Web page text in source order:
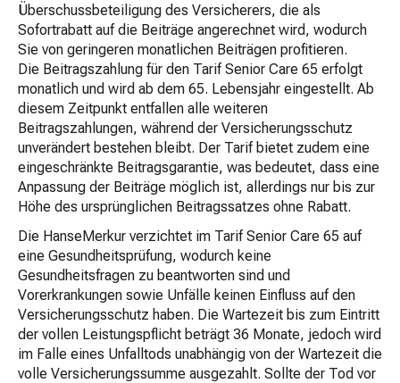
Überschussbeteiligung des Versicherers, die als
Sofortrabatt auf die Beiträge angerechnet wird, wodurch
Sie von geringeren monatlichen Beiträgen profitieren.
Die Beitragszahlung für den Tarif Senior Care 65 erfolgt
monatlich und wird ab dem 65. Lebensjahr eingestellt. Ab
diesem Zeitpunkt entfallen alle weiteren
Beitragszahlungen, während der Versicherungsschutz
unverändert bestehen bleibt. Der Tarif bietet zudem eine
eingeschränkte Beitragsgarantie, was bedeutet, dass eine
Anpassung der Beiträge möglich ist, allerdings nur bis zur
Höhe des ursprünglichen Beitragssatzes ohne Rabatt.
Die HanseMerkur verzichtet im Tarif Senior Care 65 auf
eine Gesundheitsprüfung, wodurch keine
Gesundheitsfragen zu beantworten sind und
Vorerkrankungen sowie Unfälle keinen Einfluss auf den
Versicherungsschutz haben. Die Wartezeit bis zum Eintritt
der vollen Leistungspflicht beträgt 36 Monate, jedoch wird
im Falle eines Unfalltods unabhängig von der Wartezeit die
volle Versicherungssumme ausgezahlt. Sollte der Tod vor